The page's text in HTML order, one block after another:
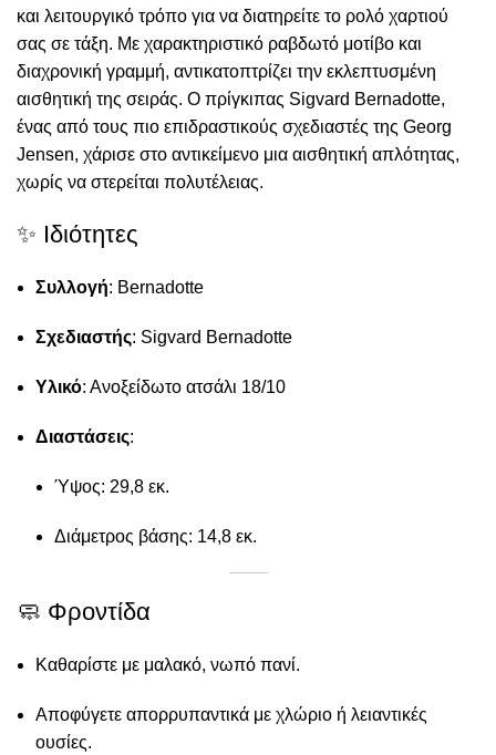
και λειτουργικό τρόπο για να διατηρείτε το ρολό χαρτιού
σας σε τάξη. Με χαρακτηριστικό ραβδωτό μοτίβο και
διαχρονική γραμμή, αντικατοπτρίζει την εκλεπτυσμένη
αισθητική της σειράς. Ο πρίγκιπας Sigvard Bernadotte,
ένας από τους πιο επιδραστικούς σχεδιαστές της Georg
Jensen, χάρισε στο αντικείμενο μια αισθητική απλότητας,
χωρίς να στερείται πολυτέλειας.
✨ Ιδιότητες
Συλλογή: Bernadotte
Σχεδιαστής: Sigvard Bernadotte
Υλικό: Ανοξείδωτο ατσάλι 18/10
Διαστάσεις:
Ύψος: 29,8 εκ.
Διάμετρος βάσης: 14,8 εκ.
🧼 Φροντίδα
Καθαρίστε με μαλακό, νωπό πανί.
Αποφύγετε απορρυπαντικά με χλώριο ή λειαντικές
ουσίες.